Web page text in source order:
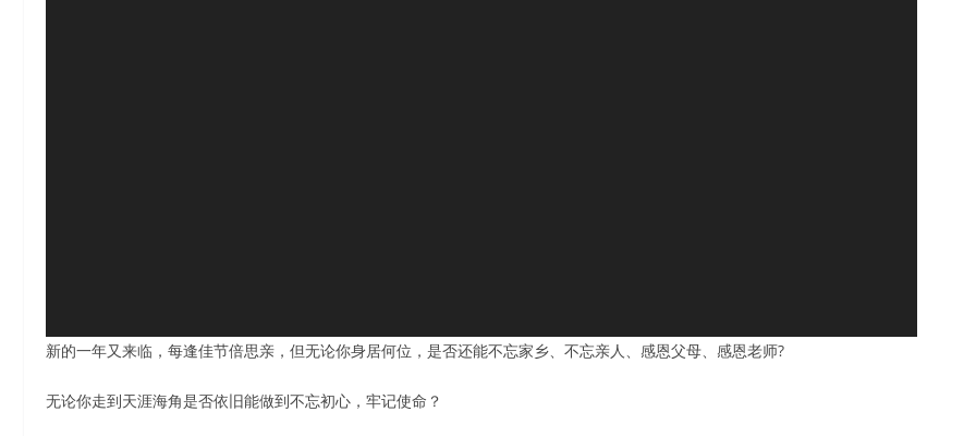
新的一年又来临，每逢佳节倍思亲，但无论你身居何位，是否还能不忘家乡、不忘亲人、感恩父母、感恩老师?
无论你走到天涯海角是否依旧能做到不忘初心，牢记使命？